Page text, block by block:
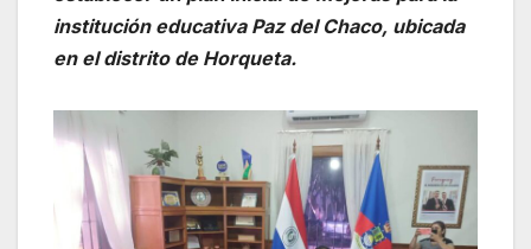
institución educativa Paz del Chaco, ubicada
en el distrito de Horqueta.